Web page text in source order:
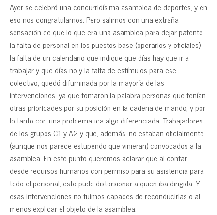
Ayer se celebró una concurridísima asamblea de deportes, y en
eso nos congratulamos. Pero salimos con una extraña
sensación de que lo que era una asamblea para dejar patente
la falta de personal en los puestos base (operarios y oficiales),
la falta de un calendario que indique que días hay que ir a
trabajar y que días no y la falta de estímulos para ese
colectivo, quedó difuminada por la mayoría de las
intervenciones, ya que tomaron la palabra personas que tenían
otras prioridades por su posición en la cadena de mando, y por
lo tanto con una problematica algo diferenciada. Trabajadores
de los grupos C1 y A2 y que, además, no estaban oficialmente
(aunque nos parece estupendo que vinieran) convocados a la
asamblea. En este punto queremos aclarar que al contar
desde recursos humanos con permiso para su asistencia para
todo el personal, esto pudo distorsionar a quien iba dirigida. Y
esas intervenciones no fuimos capaces de reconducirlas o al
menos explicar el objeto de la asamblea.